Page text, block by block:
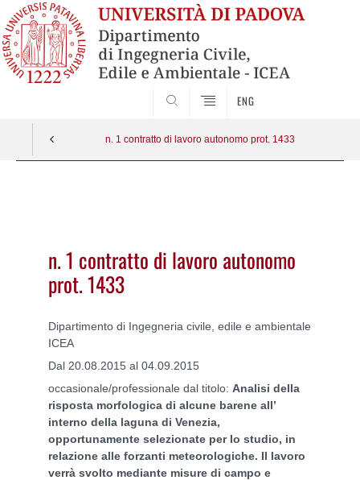
ENG
n. 1 contratto di lavoro autonomo prot. 1433
n. 1 contratto di lavoro autonomo
prot. 1433
Dipartimento di Ingegneria civile, edile e ambientale
ICEA
Dal 20.08.2015 al 04.09.2015
occasionale/professionale dal titolo: Analisi della
risposta morfologica di alcune barene all’
interno della laguna di Venezia,
opportunamente selezionate per lo studio, in
relazione alle forzanti meteorologiche. Il lavoro
verrà svolto mediante misure di campo e